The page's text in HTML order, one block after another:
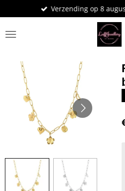
direct
naar
de
Verzending op 8